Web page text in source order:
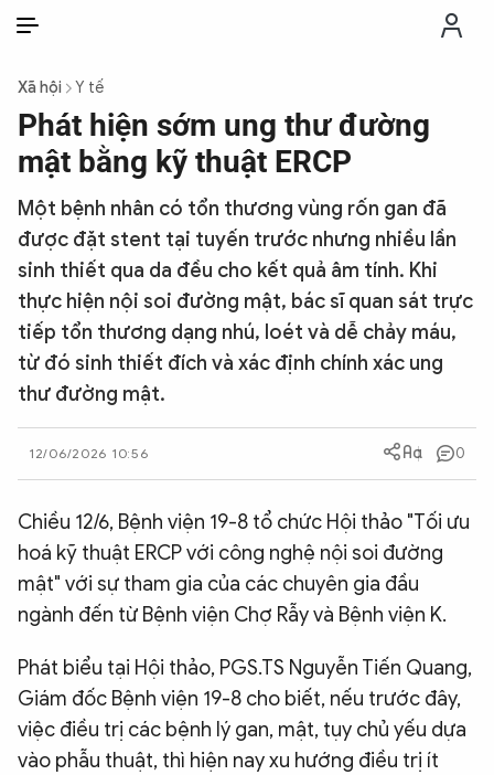
THỜI SỰ
CHỐNG DIỄN BIẾN HÒA BÌNH
CÔNG AN TRONG LÒNG DÂN
XÃ HỘI
PHÁP LUẬT
CÔNG NGHỆ
QUỐC TẾ
VĂN HÓA - THỂ THAO
BẠN ĐỌC & CAND
ĐA PHƯƠNG TIỆN
eMagazine
Podcast
Xã hội Y tế
Phát hiện sớm ung thư đường
mật bằng kỹ thuật ERCP
Một bệnh nhân có tổn thương vùng rốn gan đã
được đặt stent tại tuyến trước nhưng nhiều lần
sinh thiết qua da đều cho kết quả âm tính. Khi
thực hiện nội soi đường mật, bác sĩ quan sát trực
tiếp tổn thương dạng nhú, loét và dễ chảy máu,
từ đó sinh thiết đích và xác định chính xác ung
thư đường mật.
12/06/2026 10:56 0
Chiều 12/6, Bệnh viện 19-8 tổ chức Hội thảo "Tối ưu
hoá kỹ thuật ERCP với công nghệ nội soi đường
mật" với sự tham gia của các chuyên gia đầu
ngành đến từ Bệnh viện Chợ Rẫy và Bệnh viện K.
Phát biểu tại Hội thảo, PGS.TS Nguyễn Tiến Quang,
Giám đốc Bệnh viện 19-8 cho biết, nếu trước đây,
việc điều trị các bệnh lý gan, mật, tụy chủ yếu dựa
vào phẫu thuật, thì hiện nay xu hướng điều trị ít